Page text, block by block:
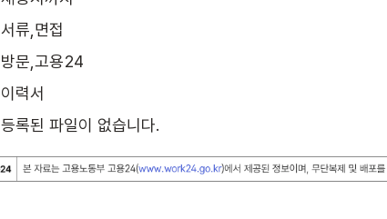
서류,면접
방문,고용24
이력서
등록된 파일이 없습니다.